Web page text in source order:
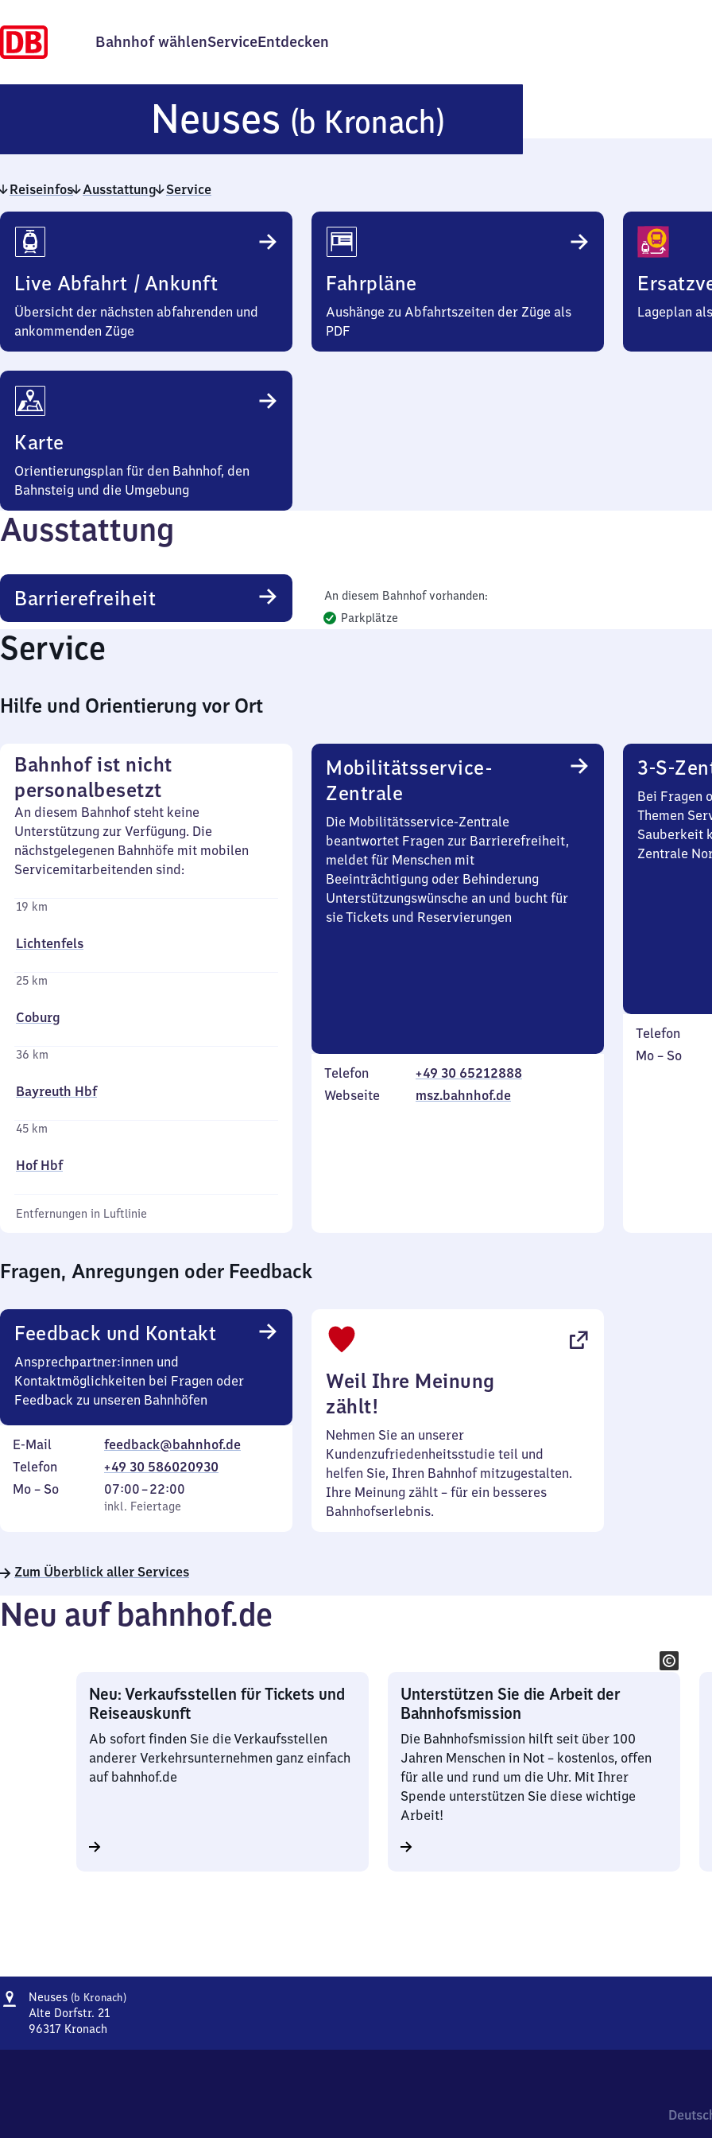
Bahnhof wählenServiceEntdecken
Neuses (b Kronach)
(bei
Kronach)
Reiseinfos Ausstattung Service
Reiseinfos
Live Abfahrt / Ankunft
Übersicht der nächsten abfahrenden und
ankommenden Züge
Fahrpläne
Aushänge zu Abfahrtszeiten der Züge als
PDF
Lageplan
Karte
Orientierungsplan für den Bahnhof, den
Bahnsteig und die Umgebung
Ausstattung
Barrierefreiheit
An diesem Bahnhof vorhanden:
Parkplätze
Service
Hilfe und Orientierung vor Ort
Bahnhof ist nicht
personalbesetzt
An diesem Bahnhof steht keine
Unterstützung zur Verfügung. Die
nächstgelegenen Bahnhöfe mit mobilen
Servicemitarbeitenden sind:
19 km
Lichtenfels
25 km
Coburg
36 km
Bayreuth Hbf
45 km
Hof Hbf
Entfernungen in Luftlinie
Mobilitätsservice-
Zentrale
Die Mobilitätsservice-Zentrale
beantwortet Fragen zur Barrierefreiheit,
meldet für Menschen mit
Beeinträchtigung oder Behinderung
Unterstützungswünsche an und bucht für
sie Tickets und Reservierungen
Telefon
+49 30 65212888
Webseite
msz.bahnhof.de
3-S-
Bei Fragen
Themen
Sauberkeit
Zentrale
Telefon
Montag
Mo – So,
Fragen, Anregungen oder Feedback
Feedback und Kontakt
Ansprechpartner:innen und
Kontaktmöglichkeiten bei Fragen oder
Feedback zu unseren Bahnhöfen
E-Mail
feedback@bahnhof.de
Telefon
+49 30 586020930
Montag
Mo – So,
inkl. Feiertage
07:00–22:00
Von
7
22
inkl. Feiertage
Weil Ihre Meinung
zählt!
Nehmen Sie an unserer
Kundenzufriedenheitsstudie teil und
helfen Sie, Ihren Bahnhof mitzugestalten.
Ihre Meinung zählt – für ein besseres
Bahnhofserlebnis.
Zum Überblick aller Services
Neu auf bahnhof.de
Neu: Verkaufsstellen für Tickets und
Reiseauskunft
Ab sofort finden Sie die Verkaufsstellen
anderer Verkehrsunternehmen ganz einfach
auf bahnhof.de
Unterstützen Sie die Arbeit der
Bahnhofsmission
Die Bahnhofsmission hilft seit über 100
Jahren Menschen in Not – kostenlos, offen
für alle und rund um die Uhr. Mit Ihrer
Spende unterstützen Sie diese wichtige
Arbeit!
Adresse
Neuses (b Kronach)Neuses
Alte Dorfstr. 21
96317 Kronach